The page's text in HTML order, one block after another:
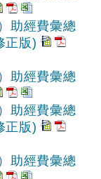
助經費彙總
正版)
助經費彙總
助經費彙總
正版)
助經費彙總